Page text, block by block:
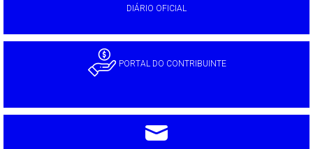
DIÁRIO OFICIAL
PORTAL DO CONTRIBUINTE